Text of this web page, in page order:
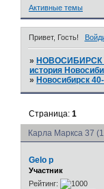
Активные темы
Привет, Гость!
» НОВОСИБИРСК
история
» Новосибирск
Карла Маркса 37
Страница:1
Gelo p
Участник
Рейтинг: